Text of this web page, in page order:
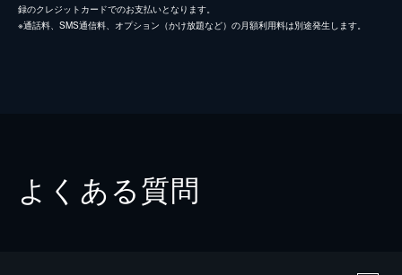
録のクレジットカードでのお支払いとなります。
※通話料、SMS通信料、オプション（かけ放題など）の月額利用料は別途発生します。
よくある質問